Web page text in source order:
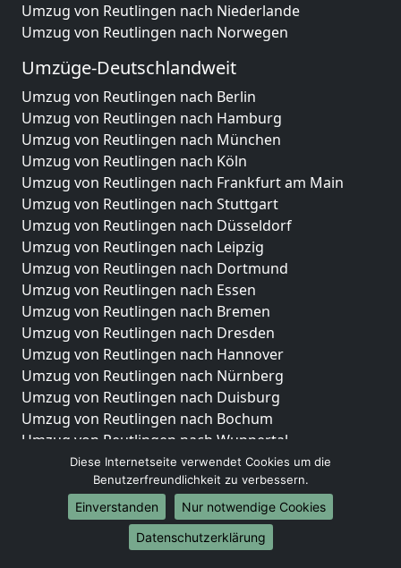
Umzug von Reutlingen nach Niederlande
Umzug von Reutlingen nach Norwegen
Umzüge-Deutschlandweit
Umzug von Reutlingen nach Berlin
Umzug von Reutlingen nach Hamburg
Umzug von Reutlingen nach München
Umzug von Reutlingen nach Köln
Umzug von Reutlingen nach Frankfurt am Main
Umzug von Reutlingen nach Stuttgart
Umzug von Reutlingen nach Düsseldorf
Umzug von Reutlingen nach Leipzig
Umzug von Reutlingen nach Dortmund
Umzug von Reutlingen nach Essen
Umzug von Reutlingen nach Bremen
Umzug von Reutlingen nach Dresden
Umzug von Reutlingen nach Hannover
Umzug von Reutlingen nach Nürnberg
Umzug von Reutlingen nach Duisburg
Umzug von Reutlingen nach Bochum
Umzug von Reutlingen nach Wuppertal
Umzug von Reutlingen nach Bielefeld
Umzug von Reutlingen nach Bonn
Umzug von Reutlingen nach Münster
Internationale-Umzüge
Diese Internetseite verwendet Cookies um die
Benutzerfreundlichkeit zu verbessern.
Einverstanden
Nur notwendige Cookies
Datenschutzerklärung